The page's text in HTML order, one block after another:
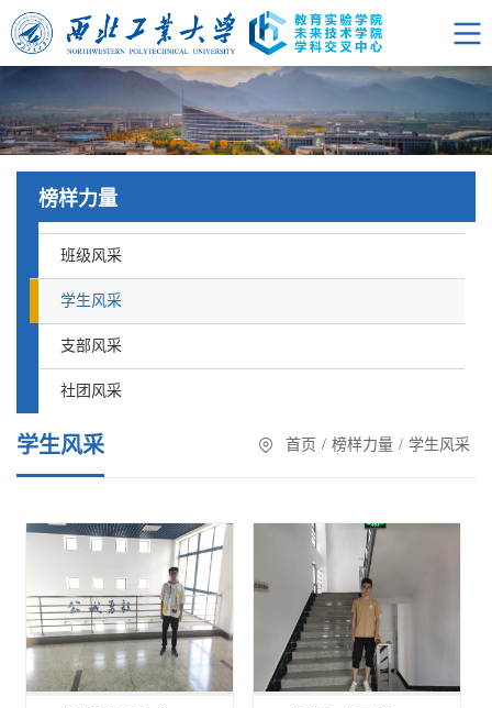
榜样力量
班级风采
学生风采
支部风采
社团风采
学生风采 首页 / 榜样力量 / 学生风采